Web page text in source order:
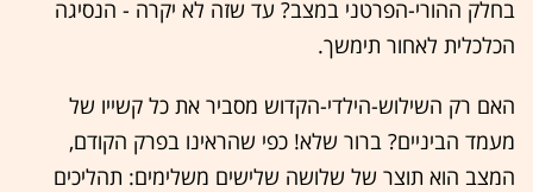
בחלק ההורי-הפרטני במצב? עד שזה לא יקרה - הנסיגה
הכלכלית לאחור תימשך.
האם רק השילוש-הילדי-הקדוש מסביר את כל קשייו של
מעמד הביניים? ברור שלא! כפי שהראינו בפרק הקודם,
המצב הוא תוצר של שלושה שלישים משלימים: תהליכים